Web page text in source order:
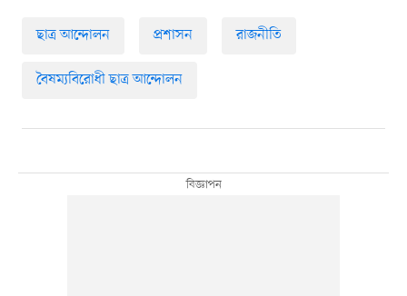
ছাত্র আন্দোলন প্রশাসন রাজনীতি
বৈষম্যবিরোধী ছাত্র আন্দোলন